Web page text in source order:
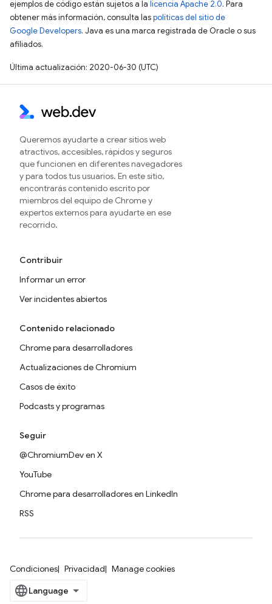
ejemplos de código están sujetos a la licencia Apache 2.0. Para
obtener más información, consulta laspolíticas del sitio de
Google Developers. Java es una marca registrada de Oracle o sus
afiliados.
Última actualización: 2020-06-30 (UTC)
Queremos ayudarte a crear sitios web
atractivos, accesibles, rápidos y seguros
que funcionen en diferentes navegadores
y para todos tus usuarios. En este sitio,
encontrarás contenido escrito por
miembros del equipo de Chrome y
expertos externos para ayudarte en ese
recorrido.
Contribuir
Informar un error
Ver incidentes abiertos
Contenido relacionado
Chrome para desarrolladores
Actualizaciones de Chromium
Casos de éxito
Podcasts y programas
Seguir
@ChromiumDev en X
YouTube
Chrome para desarrolladores en LinkedIn
RSS
Condiciones Privacidad Manage cookies